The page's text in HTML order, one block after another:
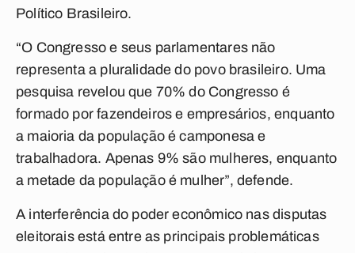
Político Brasileiro.
“O Congresso e seus parlamentares não
representa a pluralidade do povo brasileiro. Uma
pesquisa revelou que 70% do Congresso é
formado por fazendeiros e empresários, enquanto
a maioria da população é camponesa e
trabalhadora. Apenas 9% são mulheres, enquanto
a metade da população é mulher”, defende.
A interferência do poder econômico nas disputas
eleitorais está entre as principais problemáticas